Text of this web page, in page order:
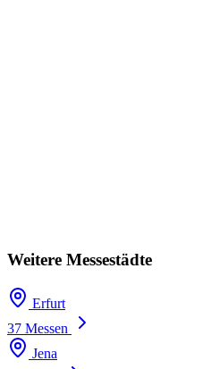
Weitere Messestädte
Erfurt
37 Messen
Jena